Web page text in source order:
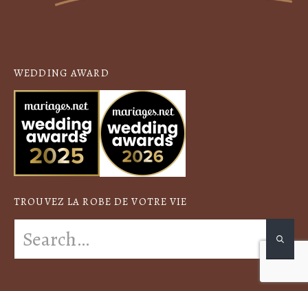
WEDDING AWARD
TROUVEZ LA ROBE DE VOTRE VIE